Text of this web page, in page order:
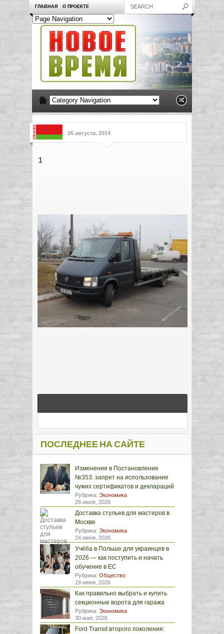
ГЛАВНАЯ О ПРОЕКТЕ
26 августа, 2014
1
ПОСЛЕДНЕЕ НА САЙТЕ
Изменения в Постановление
№353: запрет на использование
чужих сертификатов и деклараций
Рубрика: Экономика
28 июля, 2026
Доставка стульев для мастеров в
Москве
Рубрика: Экономика
24 июня, 2026
Учёба в Польше для украинцев в
2026 — как поступить и начать
обучение в ЕС
Рубрика: Общество
19 июня, 2026
Как правильно выбрать и купить
секционные ворота для гаража
Рубрика: Экономика
30 мая, 2026
Ford Transit второго поколения: